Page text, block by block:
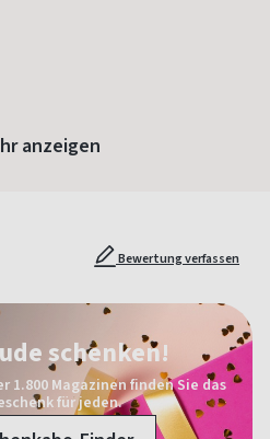
anzeigen
Bewertung verfassen
schenken!
1.800 Magazinen finden Sie das
für jeden.